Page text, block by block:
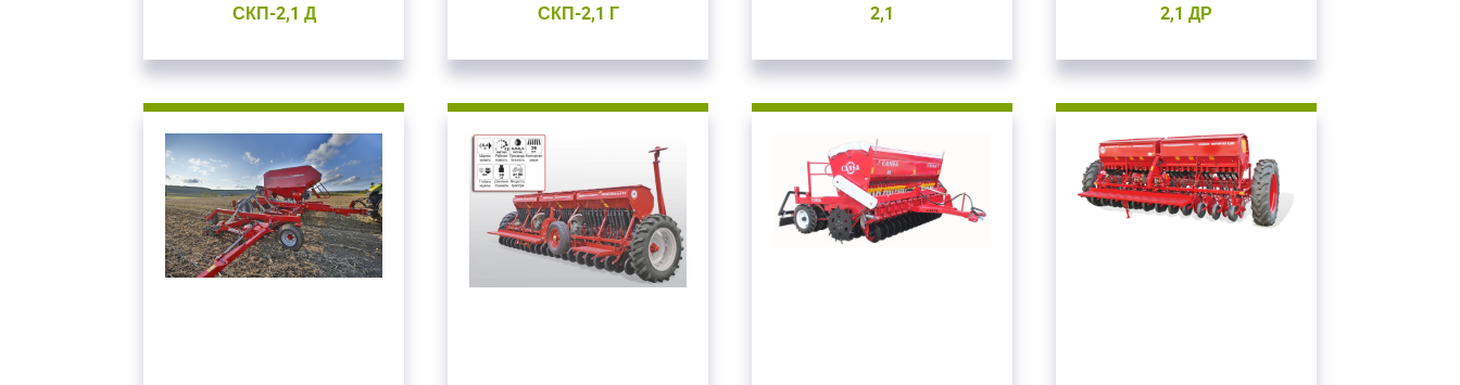
СКП-2,1 Д
СКП-2,1 Г
2,1
2,1 ДР
Войдите
Для входа на сайт, введите ваш логин и пароль
Забыли пароль?
С возвращением!
Авторизуйтесь на сайте
введите свой логин и пароль
Приветствуем!